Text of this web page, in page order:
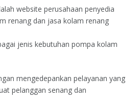
website perusahaan penyedia
renang dan jasa kolam renang
jenis kebutuhan pompa kolam
mengedepankan pelayanan yang
pelanggan senang dan